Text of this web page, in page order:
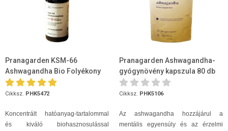
Pranagarden KSM-66
Ashwagandha Bio Folyékony
kivonat 100 ml
Cikksz. PHK5472
Koncentrált hatóanyag-tartalommal
és kiváló biohasznosulással
Pranagarden Ashwagandha-
gyógynövény kapszula 80 db
Cikksz. PHK5106
Az ashwagandha hozzájárul a
mentális egyensúly és az érzelmi